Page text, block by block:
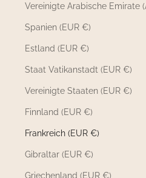
Spanien (EUR €)
Estland (EUR €)
Staat Vatikanstadt (EUR €)
Vereinigte Staaten (EUR €)
Finnland (EUR €)
Frankreich (EUR €)
Gibraltar (EUR €)
Griechenland (EUR €)